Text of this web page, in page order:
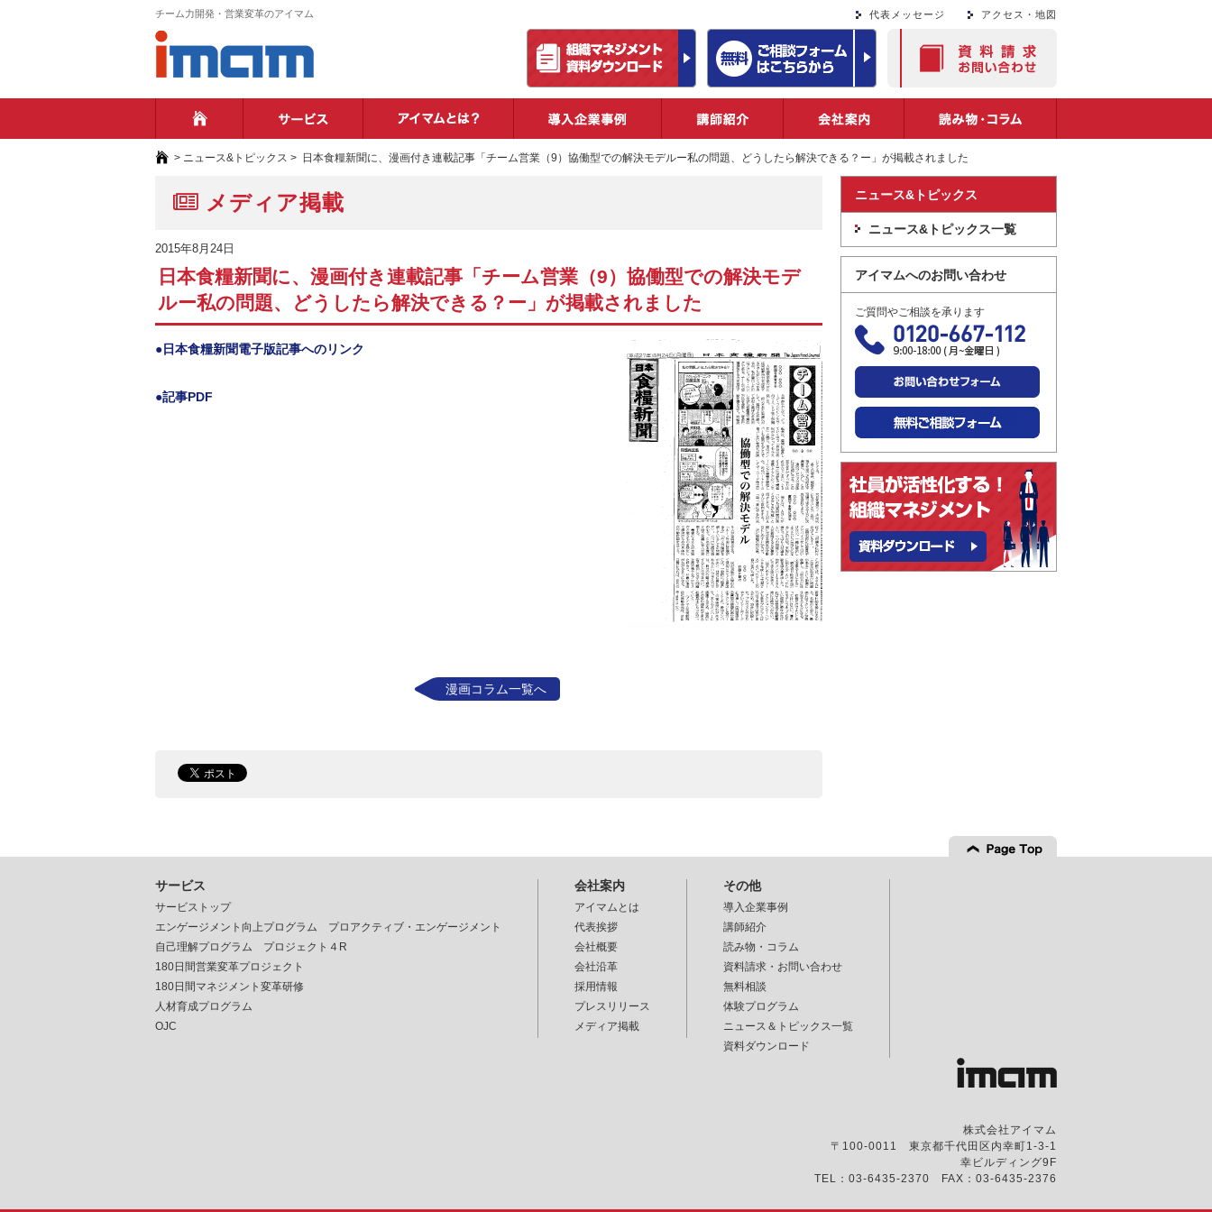
チーム力開発・営業変革のアイマム アクセス・地図
代表メッセージ
> ニュース&トピックス > 日本食糧新聞に、漫画付き連載記事「チーム営業（9）協働型での解決モデルー私の問題、どうしたら解決できる？ー」が掲載されました
メディア掲載
2015年8月24日
日本食糧新聞に、漫画付き連載記事「チーム営業（9）協働型での解決モデ
ルー私の問題、どうしたら解決できる？ー」が掲載されました
●日本食糧新聞電子版記事へのリンク
●記事PDF
漫画コラム一覧へ
ニュース&トピックス
ニュース&トピックス一覧
アイマムへのお問い合わせ
ご質問やご相談を承ります
サービス
サービストップ
エンゲージメント向上プログラム プロアクティブ・エンゲージメント
自己理解プログラム プロジェクト４R
180日間営業変革プロジェクト
180日間マネジメント変革研修
人材育成プログラム
OJC
会社案内
アイマムとは
代表挨拶
会社概要
会社沿革
採用情報
プレスリリース
メディア掲載
その他
導入企業事例
講師紹介
読み物・コラム
資料請求・お問い合わせ
無料相談
体験プログラム
ニュース＆トピックス一覧
資料ダウンロード
株式会社アイマム
〒100-0011 東京都千代田区内幸町1-3-1
幸ビルディング9F
TEL：03-6435-2370 FAX：03-6435-2376